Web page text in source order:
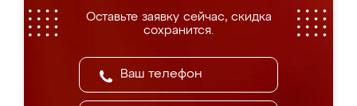
Оставьте заявку сейчас, скидка
сохранится.